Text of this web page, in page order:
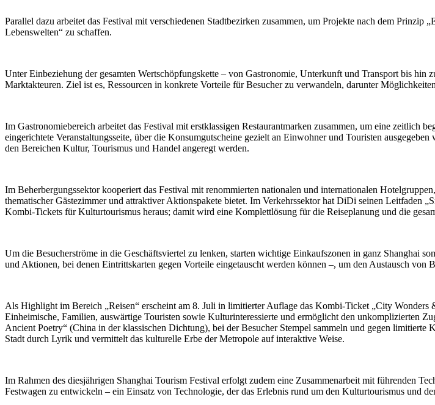
Parallel dazu arbeitet das Festival mit verschiedenen Stadtbezirken zusammen, um Projekte nach dem
Lebenswelten“ zu schaffen.
Unter Einbeziehung der gesamten Wertschöpfungskette – von Gastronomie, Unterkunft und Transport bis
Marktakteuren. Ziel ist es, Ressourcen in konkrete Vorteile für Besucher zu verwandeln, darunter
Im Gastronomiebereich arbeitet das Festival mit erstklassigen Restaurantmarken zusammen, um eine zeitlich
eingerichtete Veranstaltungsseite, über die Konsumgutscheine gezielt an Einwohner und Touristen
den Bereichen Kultur, Tourismus und Handel angeregt werden.
Im Beherbergungssektor kooperiert das Festival mit renommierten nationalen und internationalen
thematischer Gästezimmer und attraktiver Aktionspakete bietet. Im Verkehrssektor hat DiDi seinen Leitfaden
Kombi-Tickets für Kulturtourismus heraus; damit wird eine Komplettlösung für die Reiseplanung und die
Um die Besucherströme in die Geschäftsviertel zu lenken, starten wichtige Einkaufszonen in ganz Shanghai
und Aktionen, bei denen Eintrittskarten gegen Vorteile eingetauscht werden können –, um den Austausch
Als Highlight im Bereich „Reisen“ erscheint am 8. Juli in limitierter Auflage das Kombi-Ticket „City
Einheimische, Familien, auswärtige Touristen sowie Kulturinteressierte und ermöglicht den unkomplizierten
Ancient Poetry“ (China in der klassischen Dichtung), bei der Besucher Stempel sammeln und gegen
Stadt durch Lyrik und vermittelt das kulturelle Erbe der Metropole auf interaktive Weise.
Im Rahmen des diesjährigen Shanghai Tourism Festival erfolgt zudem eine Zusammenarbeit mit führenden
Festwagen zu entwickeln – ein Einsatz von Technologie, der das Erlebnis rund um den Kulturtourismus und